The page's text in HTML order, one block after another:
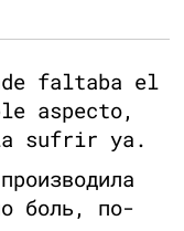
faltaba el
aspecto,
sufrir ya.
боль, по-